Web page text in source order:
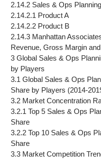
2.14.2 Sales & Ops
2.14.2.1 Product A
2.14.2.2 Product B
2.14.3 Manhattan
Revenue, Gross Margin
3 Global Sales & Ops
by Players
3.1 Global Sales & Ops
Share by Players (2014-
3.2 Market Concentration
3.2.1 Top 5 Sales & Ops
Share
3.2.2 Top 10 Sales & Ops
Share
3.3 Market Competition